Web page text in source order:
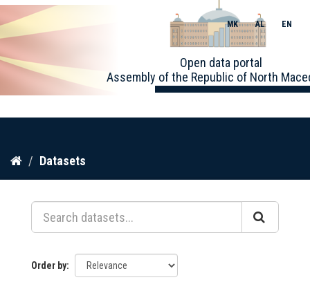
Skip
content
Open data portal
Assembly of the Republic of North
MK AL EN
Datasets
Order by